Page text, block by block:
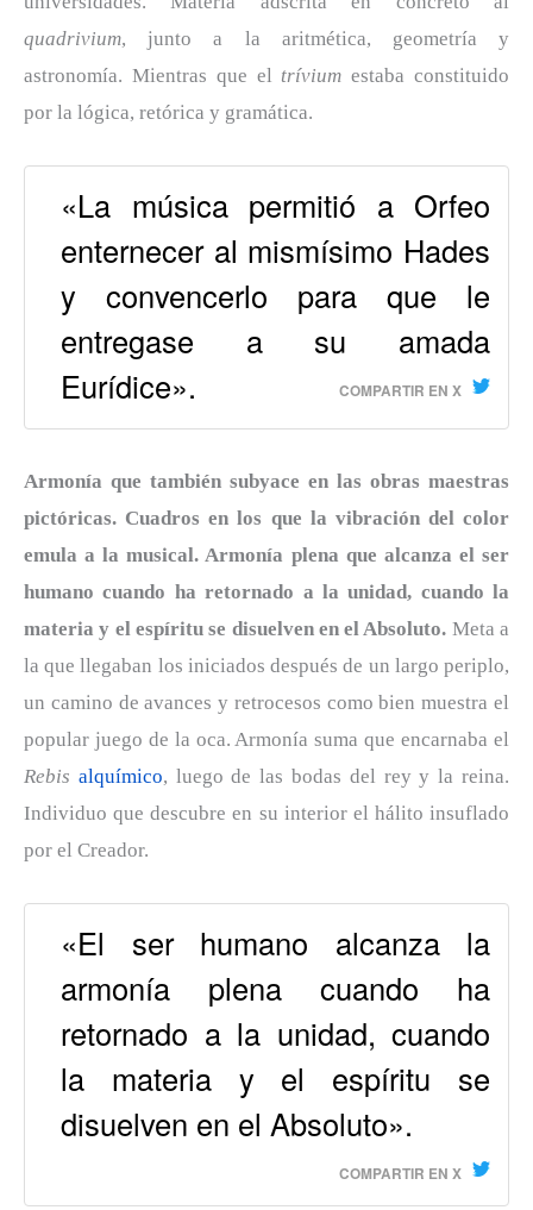
quadrivium, junto a la aritmética, geometría y
astronomía. Mientras que el trívium estaba constituido
por la lógica, retórica y gramática.
«La música permitió a Orfeo
enternecer al mismísimo Hades
y convencerlo para que le
entregase a su amada
Eurídice».
COMPARTIR EN X
Armonía que también subyace en las obras maestras
pictóricas. Cuadros en los que la vibración del color
emula a la musical. Armonía plena que alcanza el ser
humano cuando ha retornado a la unidad, cuando la
materia y el espíritu se disuelven en el Absoluto. Meta a
la que llegaban los iniciados después de un largo periplo,
un camino de avances y retrocesos como bien muestra el
popular juego de la oca. Armonía suma que encarnaba el
Rebis alquímico, luego de las bodas del rey y la reina.
Individuo que descubre en su interior el hálito insuflado
por el Creador.
«El ser humano alcanza la
armonía plena cuando ha
retornado a la unidad, cuando
la materia y el espíritu se
disuelven en el Absoluto».
COMPARTIR EN X